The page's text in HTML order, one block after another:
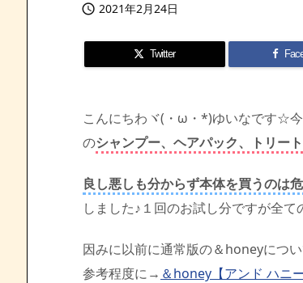
 2021年2月24日
Twitter
こんにちわヾ(・ω・*)ゆいなです☆
のシャンプー、ヘアパック、トリー
良し悪しも分からず本体を買うのは
しました♪１回のお試し分ですが全て
因みに以前に通常版の＆honeyにつ
参考程度に→ ＆honey【アンド ハニ